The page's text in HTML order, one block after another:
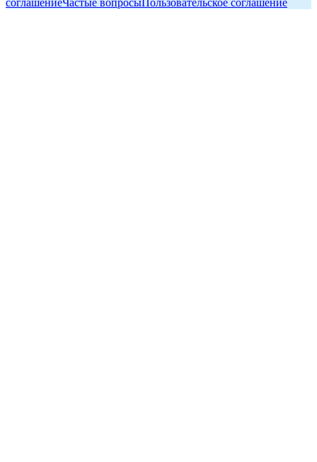
соглашениеЧастые вопросыПользовательское соглашение